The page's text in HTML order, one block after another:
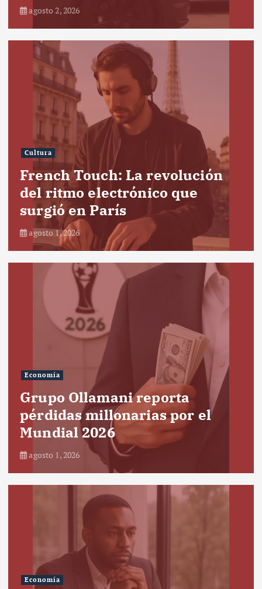
agosto 2, 2026
Cultura
French Touch: La revolución
del ritmo electrónico que
surgió en París
agosto 1, 2026
Economía
Grupo Ollamani reporta
pérdidas millonarias por el
Mundial 2026
agosto 1, 2026
Economía